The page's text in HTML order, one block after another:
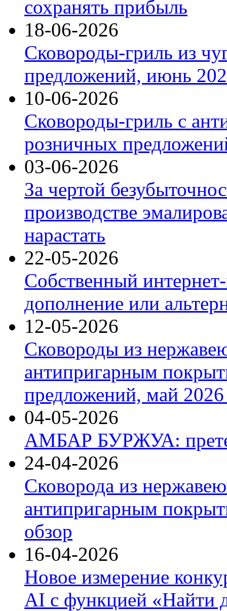
сохранять прибыль
18-06-2026
Сковороды-гриль из
предложений, июнь
10-06-2026
Сковороды-гриль с
розничных
03-06-2026
За чертой
производстве
нарастать
22-05-2026
Собственный
дополнение или
12-05-2026
Сковороды из
антипригарным
предложений, май 2026
04-05-2026
АМБАР БУРЖУА:
24-04-2026
Сковорода из
антипригарным
обзор
16-04-2026
Новое измерение
AI с функцией «Найти